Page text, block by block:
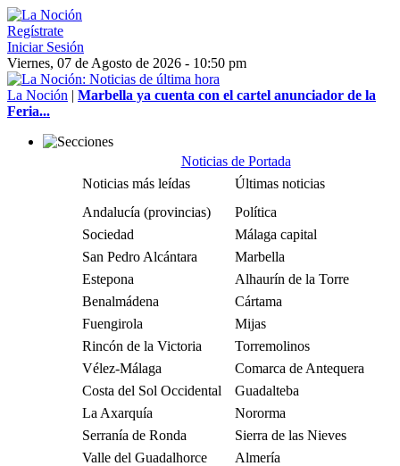
Regístrate
Iniciar Sesión
Viernes, 07 de Agosto de 2026 - 10:50 pm
La Noción | Marbella ya cuenta con el cartel anunciador de la
Feria...
Noticias de Portada
Noticias más leídas
Últimas noticias
Andalucía (provincias)
Política
Sociedad
Málaga capital
San Pedro Alcántara
Marbella
Estepona
Alhaurín de la Torre
Benalmádena
Cártama
Fuengirola
Mijas
Rincón de la Victoria
Torremolinos
Vélez-Málaga
Comarca de Antequera
Costa del Sol Occidental
Guadalteba
La Axarquía
Nororma
Serranía de Ronda
Sierra de las Nieves
Valle del Guadalhorce
Almería